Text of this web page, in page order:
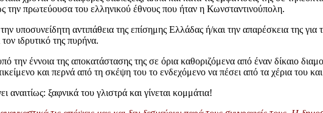
την πρωτεύουσα του ελληνικού έθνους που ήταν η Κωνσταντινούπολη.
υποσυνείδητη αντιπάθεια της επίσημης Ελλάδας ή/και την απαρέσκεια της για
ιδρυτικό της πυρήνα.
την έννοια της αποκατάστασης της σε όρια καθοριζόμενα από έναν δίκαιο
και περνά από τη σκέψη του το ενδεχόμενο να πέσει από τα χέρια του
ξαφνικά του γλιστρά και γίνεται κομμάτια!